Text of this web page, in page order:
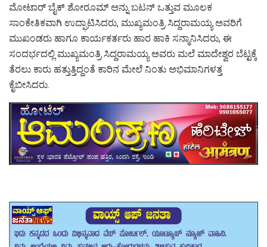
ಮೋಟಾರ್ ಬೈಕ್ ಶೋರೂಮ್ ಅನ್ನು ಬಟನ್ ಒತ್ತುವ ಮೂಲಕ
ಸಾಂಕೇತಿಕವಾಗಿ ಉದ್ಘಾಟಿಸಿದರು, ಮುಖ್ಯಮಂತ್ರಿ ಸಿದ್ದರಾಮಯ್ಯ ಅವರಿಗೆ
ಮುಖಂಡರು ಹಾಗೂ ಕಾರ್ಯಕರ್ತರು ಹಾರ ಹಾಕಿ ಸನ್ಮಾನಿಸಿದರು, ಈ
ಸಂದರ್ಭದಲ್ಲಿ ಮುಖ್ಯಮಂತ್ರಿ ಸಿದ್ದರಾಮಯ್ಯ ಅವರು ಮಲೆ ಮಾದೇಶ್ವರ ಬೆಟ್ಟಕ್ಕೆ
ತೆರಲು ಕಾರು ಹತ್ತುತ್ತಿದ್ದಂತೆ ಕಾರಿನ ಮೇಲೆ ನಿಂತು ಅಭಿಮಾನಿಗಳತ್ತ
ಕೈಬೀಸಿದರು.